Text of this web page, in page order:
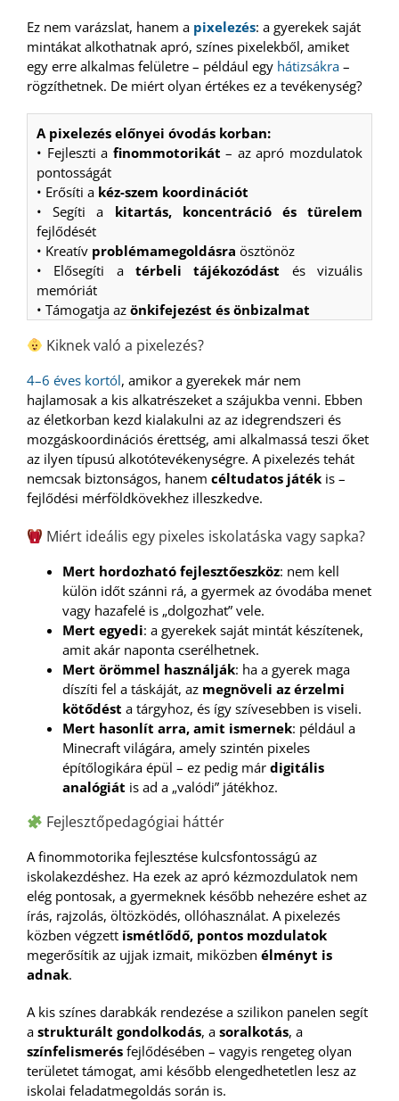
Ez nem varázslat, hanem a pixelezés: a gyerekek saját
mintákat alkothatnak apró, színes pixelekből, amiket
egy erre alkalmas felületre – például egy hátizsákra–
rögzíthetnek. De miért olyan értékes ez a tevékenység?
A pixelezés előnyei óvodás korban:
• Fejleszti a finommotorikát – az apró mozdulatok
pontosságát
• Erősíti a kéz-szem koordinációt
• Segíti a kitartás, koncentráció és türelem
fejlődését
• Kreatív problémamegoldásra ösztönöz
• Elősegíti a térbeli tájékozódást és vizuális
memóriát
• Támogatja az önkifejezést és önbizalmat
Kiknek való a pixelezés?
4–6 éves kortól, amikor a gyerekek már nem
hajlamosak a kis alkatrészeket a szájukba venni. Ebben
az életkorban kezd kialakulni az az idegrendszeri és
mozgáskoordinációs érettség, ami alkalmassá teszi őket
az ilyen típusú alkotótevékenységre. A pixelezés tehát
nemcsak biztonságos, hanem céltudatos játékis –
fejlődési mérföldkövekhez illeszkedve.
Miért ideális egy pixeles iskolatáska vagy sapka?
Mert hordozható fejlesztőeszköz: nem kell
külön időt szánni rá, a gyermek az óvodába menet
vagy hazafelé is „dolgozhat” vele.
Mert egyedi: a gyerekek saját mintát készítenek,
amit akár naponta cserélhetnek.
Mert örömmel használják: ha a gyerek maga
díszíti fel a táskáját, az megnöveli az érzelmi
kötődést a tárgyhoz, és így szívesebben is viseli.
Mert hasonlít arra, amit ismernek: például a
Minecraft világára, amely szintén pixeles
építőlogikára épül – ez pedig már digitális
analógiát is ad a „valódi” játékhoz.
Fejlesztőpedagógiai háttér
A finommotorika fejlesztése kulcsfontosságú az
iskolakezdéshez. Ha ezek az apró kézmozdulatok nem
elég pontosak, a gyermeknek később nehezére eshet az
írás, rajzolás, öltözködés, ollóhasználat. A pixelezés
közben végzett ismétlődő, pontos mozdulatok
megerősítik az ujjak izmait, miközben élményt is
adnak.
A kis színes darabkák rendezése a szilikon panelen segít
a strukturált gondolkodás, a soralkotás, a
színfelismerésfejlődésében – vagyis rengeteg olyan
területet támogat, ami később elengedhetetlen lesz az
iskolai feladatmegoldás során is.